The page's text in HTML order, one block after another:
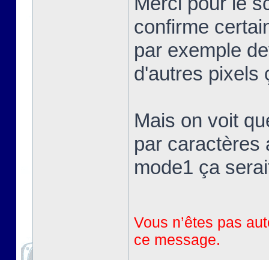
confirme
par exemple
d'autres pixels
Mais on voit
par caractères
mode1 ça
Vous n’êtes pas
ce message.